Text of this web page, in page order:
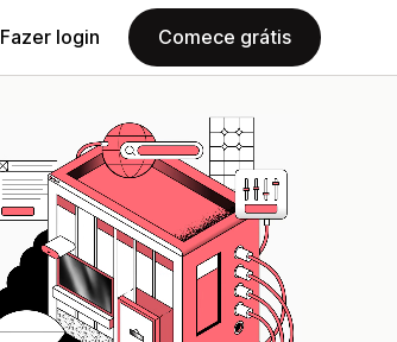
Fazer login Comece grátis